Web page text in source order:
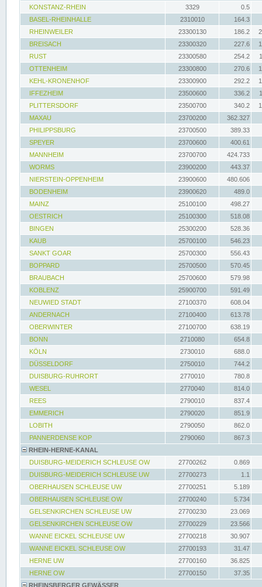
KONSTANZ-RHEIN
3329
0.5
BASEL-RHEINHALLE
2310010
164.3
RHEINWEILER
23300130 186.2
BREISACH
23300320 227.6
RUST
23300580 254.2
OTTENHEIM
23300800 270.6
KEHL-KRONENHOF
23300900 292.2
IFFEZHEIM
23500600 336.2
PLITTERSDORF
23500700 340.2
MAXAU
23700200
362.327
PHILIPPSBURG
23700500
389.33
SPEYER
23700600
400.61
MANNHEIM
23700700
424.733
WORMS
23900200
443.37
NIERSTEIN-OPPENHEIM
23900600
480.606
BODENHEIM
23900620
489.0
MAINZ
25100100
498.27
OESTRICH
25100300
518.08
BINGEN
25300200
528.36
KAUB
25700100
546.23
SANKT GOAR
25700300
556.43
BOPPARD
25700500
570.45
BRAUBACH
25700600
579.98
KOBLENZ
25900700
591.49
NEUWIED STADT
27100370
608.04
ANDERNACH
27100400
613.78
OBERWINTER
27100700
638.19
BONN
2710080
654.8
KÖLN
2730010
688.0
DÜSSELDORF
2750010
744.2
DUISBURG-RUHRORT
2770010
780.8
WESEL
2770040
814.0
REES
2790010
837.4
EMMERICH
2790020
851.9
LOBITH
2790050
862.0
PANNERDENSE KOP
2790060
867.3
RHEIN-HERNE-KANAL
DUISBURG-MEIDERICH SCHLEUSE OW
27700262
0.869
DUISBURG-MEIDERICH SCHLEUSE UW
27700273
1.1
OBERHAUSEN SCHLEUSE UW
27700251
5.189
OBERHAUSEN SCHLEUSE OW
27700240
5.734
GELSENKIRCHEN SCHLEUSE UW
27700230
23.069
GELSENKIRCHEN SCHLEUSE OW
27700229
23.566
WANNE EICKEL SCHLEUSE UW
27700218
30.907
WANNE EICKEL SCHLEUSE OW
27700193
31.47
HERNE UW
27700160
36.825
HERNE OW
27700150
37.35
RHEINSBERGER GEWÄSSER